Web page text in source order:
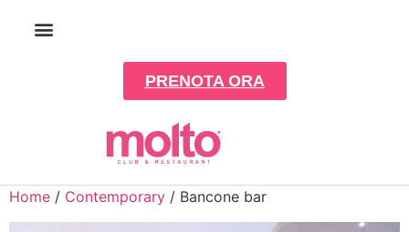
PRENOTA ORA
Home / Contemporary / Bancone bar